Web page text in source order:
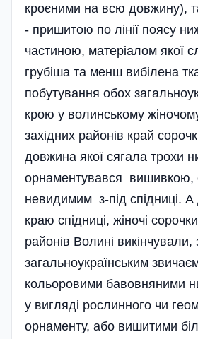
кроєними на всю довжину),
- пришитою по лінії поясу
частиною, матеріалом якої
грубіша та менш вибілена
побутування обох
крою у волинському
західни­х районів край
довжина якої сягала трохи
орнаментувався вишивкою,
невидимим з-під спідниці. А
краю спідниці, жіночі
районів Волині викінчували,
загальноукраїнським
кольоровими бавовняними
у вигляді рослинного чи
орнаменту, або вишитими